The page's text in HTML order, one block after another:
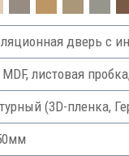
дверь с
листовая
(3D-пленка,